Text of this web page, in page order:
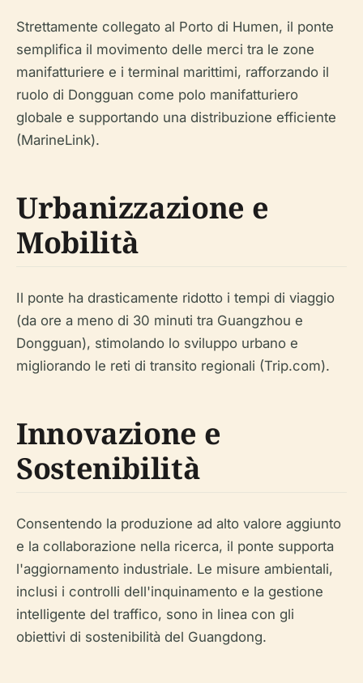
Strettamente collegato al Porto di Humen, il ponte
semplifica il movimento delle merci tra le zone
manifatturiere e i terminal marittimi, rafforzando il
ruolo di Dongguan come polo manifatturiero
globale e supportando una distribuzione efficiente
(MarineLink).
Urbanizzazione e
Mobilità
Il ponte ha drasticamente ridotto i tempi di viaggio
(da ore a meno di 30 minuti tra Guangzhou e
Dongguan), stimolando lo sviluppo urbano e
migliorando le reti di transito regionali (Trip.com).
Innovazione e
Sostenibilità
Consentendo la produzione ad alto valore aggiunto
e la collaborazione nella ricerca, il ponte supporta
l'aggiornamento industriale. Le misure ambientali,
inclusi i controlli dell'inquinamento e la gestione
intelligente del traffico, sono in linea con gli
obiettivi di sostenibilità del Guangdong.